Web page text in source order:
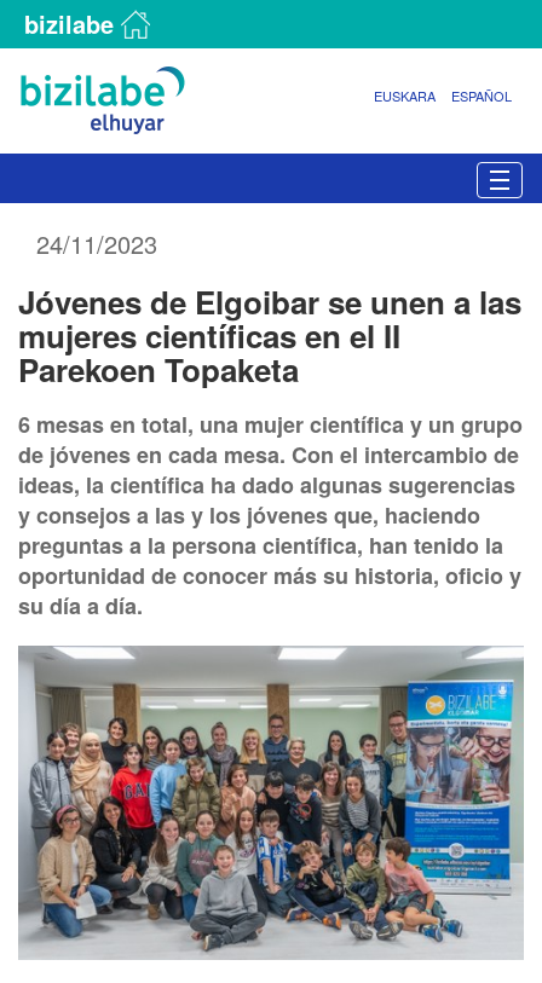
bizilabe
EUSKARA ESPAÑOL
24/11/2023
Jóvenes de Elgoibar se unen a las
mujeres científicas en el II
Parekoen Topaketa
6 mesas en total, una mujer científica y un grupo
de jóvenes en cada mesa. Con el intercambio de
ideas, la científica ha dado algunas sugerencias
y consejos a las y los jóvenes que, haciendo
preguntas a la persona científica, han tenido la
oportunidad de conocer más su historia, oficio y
su día a día.